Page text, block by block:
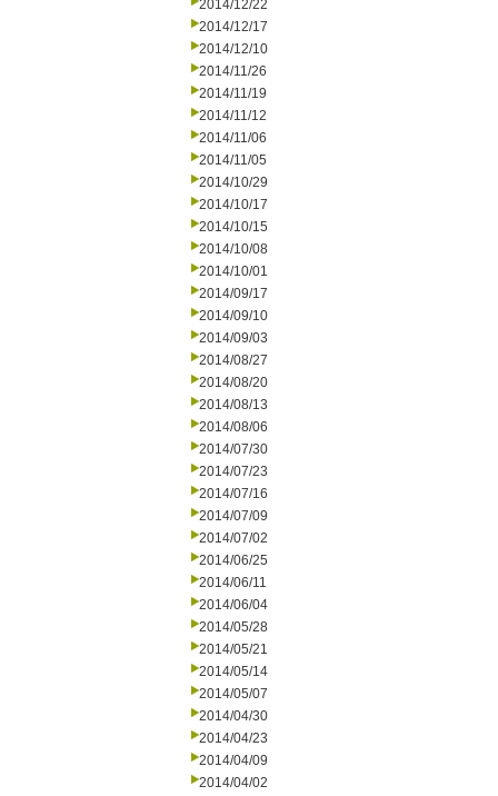
2014/12/22
2014/12/17
2014/12/10
2014/11/26
2014/11/19
2014/11/12
2014/11/06
2014/11/05
2014/10/29
2014/10/17
2014/10/15
2014/10/08
2014/10/01
2014/09/17
2014/09/10
2014/09/03
2014/08/27
2014/08/20
2014/08/13
2014/08/06
2014/07/30
2014/07/23
2014/07/16
2014/07/09
2014/07/02
2014/06/25
2014/06/11
2014/06/04
2014/05/28
2014/05/21
2014/05/14
2014/05/07
2014/04/30
2014/04/23
2014/04/09
2014/04/02